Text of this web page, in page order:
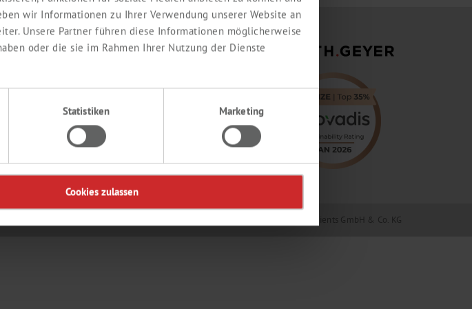
wir Informationen zu Ihrer Verwendung unserer Website an
Unsere Partner führen diese Informationen möglicherweise
oder die sie im Rahmen Ihrer Nutzung der Dienste
Statistiken Marketing
Cookies zulassen
© 2026 Th. Geyer GmbH & Co. KG / Th. Geyer Ingredients GmbH & Co. KG